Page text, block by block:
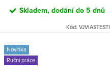
Skladem, dodání do 5 dnů
Kód: VJVIASTESTI
Novinka
Ruční práce